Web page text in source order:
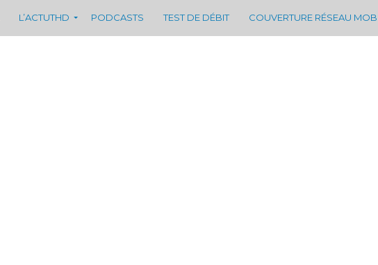
L’ACTUTHD PODCASTS TEST DE DÉBIT COUVERTURE RÉSEAU